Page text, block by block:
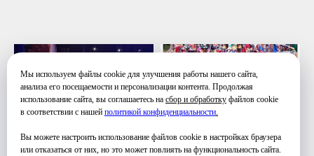
Мы используем файлы cookie для улучшения работы нашего сайта,
анализа его посещаемости и персонализации контента. Продолжая
использование сайта, вы соглашаетесь на сбор и обработку файлов cookie
в соответствии с нашей политикой конфиденциальности.
Вы можете настроить использование файлов cookie в настройках браузера
или отказаться от них, но это может повлиять на функциональность сайта.